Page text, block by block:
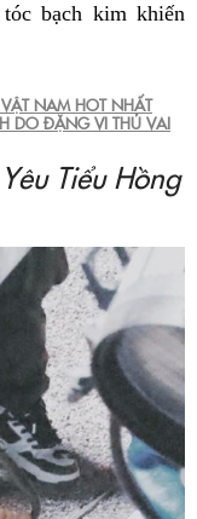
bạch kim khiến
NAM HOT NHẤT
DO ĐẶNG VI THỦ VAI
Tiểu Hồng